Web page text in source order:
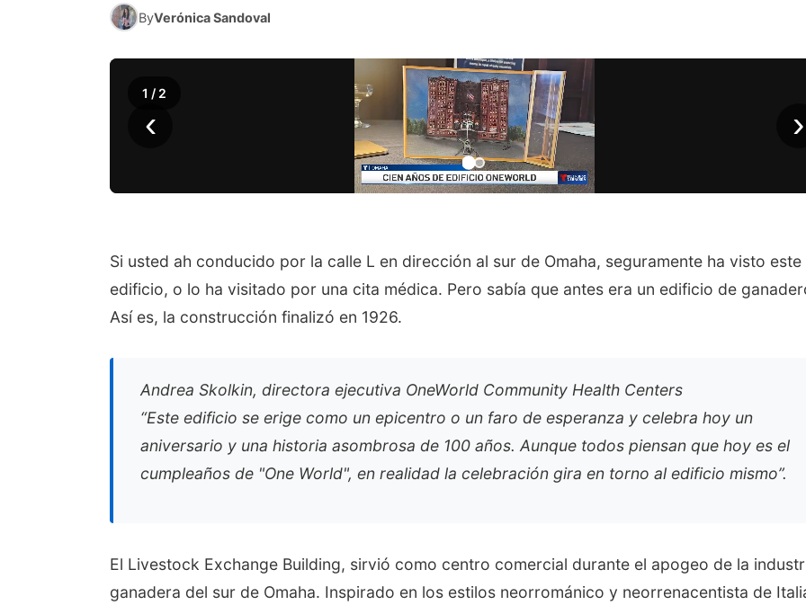
ByVerónica Sandoval
‹ ›
1 / 2
Si usted ah conducido por la calle L en dirección al sur de Omaha, seguramente ha visto este
edificio, o lo ha visitado por una cita médica. Pero sabía que antes era un edificio de
Así es, la construcción finalizó en 1926.
Andrea Skolkin, directora ejecutiva OneWorld Community Health Centers
“Este edificio se erige como un epicentro o un faro de esperanza y celebra hoy un
aniversario y una historia asombrosa de 100 años. Aunque todos piensan que hoy es el
cumpleaños de "One World", en realidad la celebración gira en torno al edificio mismo”.
El Livestock Exchange Building, sirvió como centro comercial durante el apogeo de la
ganadera del sur de Omaha. Inspirado en los estilos neorrománico y neorrenacentista de